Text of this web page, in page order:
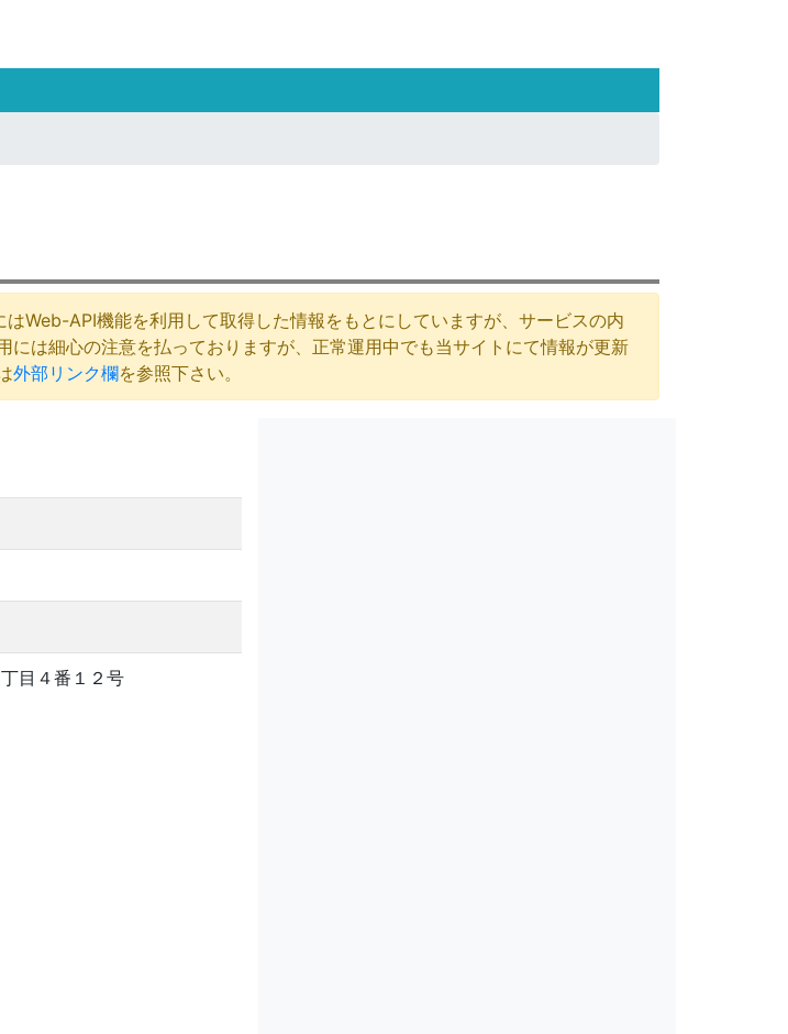
Web-API機能を利用して取得した情報をもとにしていますが、サービスの内
は細心の注意を払っておりますが、正常運用中でも当サイトにて情報が更新
外部リンク欄を参照下さい。
目４番１２号